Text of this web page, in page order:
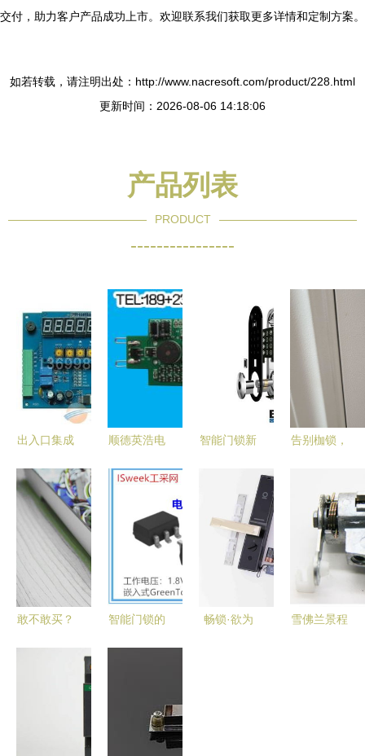
交付，助力客户产品成功上市。欢迎联系我们获取更多详情和定制方案。
如若转载，请注明出处：http://www.nacresoft.com/product/228.html
更新时间：2026-08-06 14:18:06
产品列表
PRODUCT
----------------
出入口集成
动智能停车
场与智能门
锁系统的核
顺德英浩电
创新与核心
价值
智能门锁新
何让开门变
得如此简单
告别枷锁，
选VOC智能
门锁S指纹
锁深度测评
敢不敢买？
智能门锁的
芯片与智能
控制板的协
畅锁·欲为
雪佛兰景程